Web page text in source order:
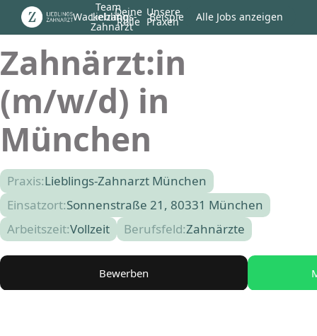
Wackelzahn
Team
Lieblings-
Zahnarzt
Deine
Rolle
Unsere
Praxen
Beispiel Alle Jobs anzeigen
Zahnärzt:in
(m/w/d) in
München
Praxis:Lieblings-Zahnarzt München
Einsatzort:Sonnenstraße 21, 80331 München
Arbeitszeit:Vollzeit Berufsfeld:Zahnärzte
Bewerben